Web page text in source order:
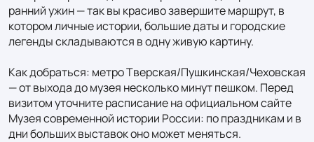
ранний ужин — так вы красиво завершите маршрут, в
котором личные истории, большие даты и городские
легенды складываются в одну живую картину.
Как добраться: метро Тверская/Пушкинская/Чеховская
— от выхода до музея несколько минут пешком. Перед
визитом уточните расписание на официальном сайте
Музея современной истории России: по праздникам и в
дни больших выставок оно может меняться.